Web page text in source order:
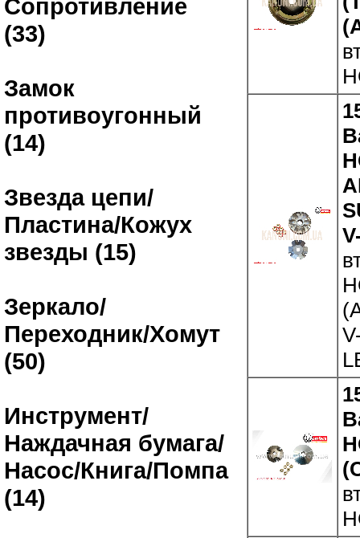
Сопротивление
(33)
Замок
противоугонный
(14)
Звезда цепи/
Пластина/Кожух
звезды (15)
Зеркало/
Переходник/Хомут
(50)
Инструмент/
Наждачная бумага/
Насос/Книга/Помпа
(14)